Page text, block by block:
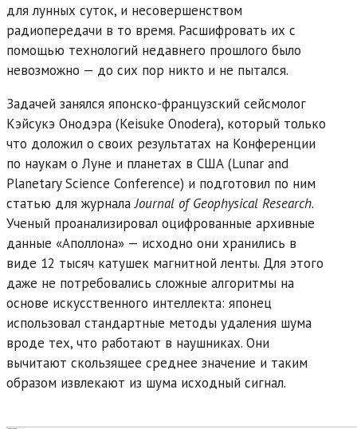
для лунных суток, и несовершенством
радиопередачи в то время. Расшифровать их с
помощью технологий недавнего прошлого было
невозможно — до сих пор никто и не пытался.
Задачей занялся японско-французский сейсмолог
Кэйсукэ Онодэра (Keisuke Onodera), который только
что доложил о своих результатах на Конференции
по наукам о Луне и планетах в США (Lunar and
Planetary Science Conference) и подготовил по ним
статью для журналаJournal of Geophysical Research.
Ученый проанализировал оцифрованные архивные
данные «Аполлона» — исходно они хранились в
виде 12 тысяч катушек магнитной ленты. Для этого
даже не потребовались сложные алгоритмы на
основе искусственного интеллекта: японец
использовал стандартные методы удаления шума
вроде тех, что работают в наушниках. Они
вычитают скользящее среднее значение и таким
образом извлекают из шума исходный сигнал.